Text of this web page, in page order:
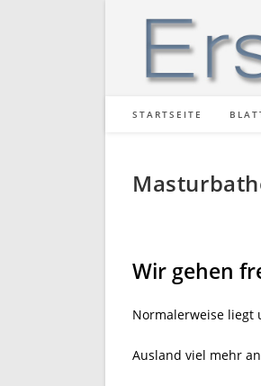
STARTSEITE
Wir gehen
Normalerweise liegt
Ausland viel mehr